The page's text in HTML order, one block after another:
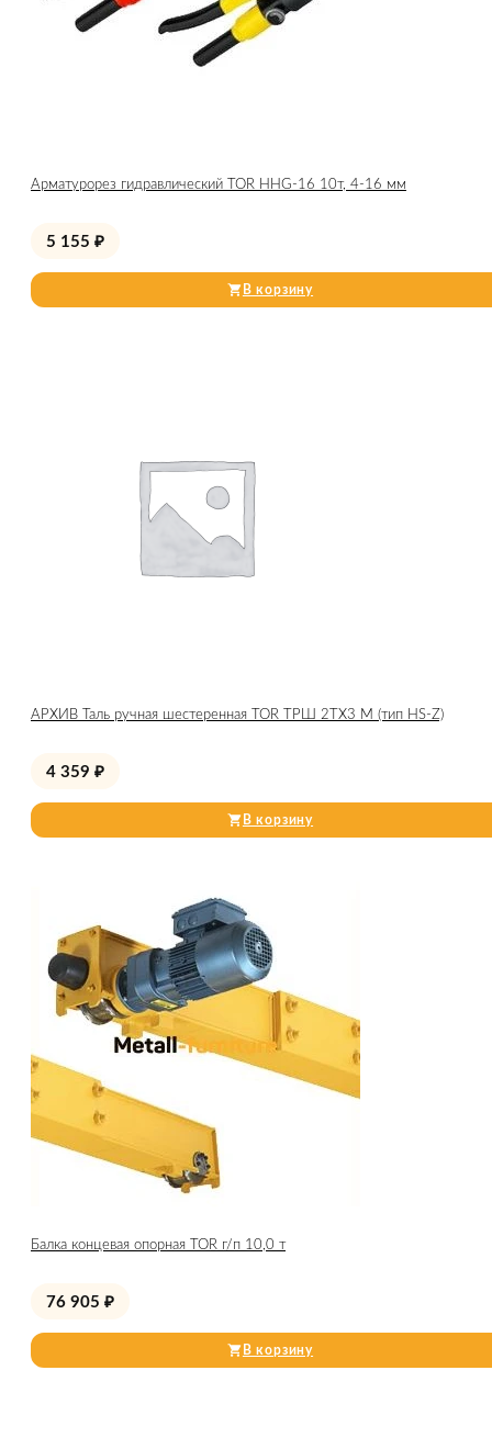
Арматурорез гидравлический TOR HHG-16 10т, 4-16 мм
5 155 ₽
В корзину
АРХИВ Таль ручная шестеренная TOR ТРШ 2ТХ3 М (тип HS-Z)
4 359 ₽
В корзину
Балка концевая опорная TOR г/п 10,0 т
76 905 ₽
В корзину